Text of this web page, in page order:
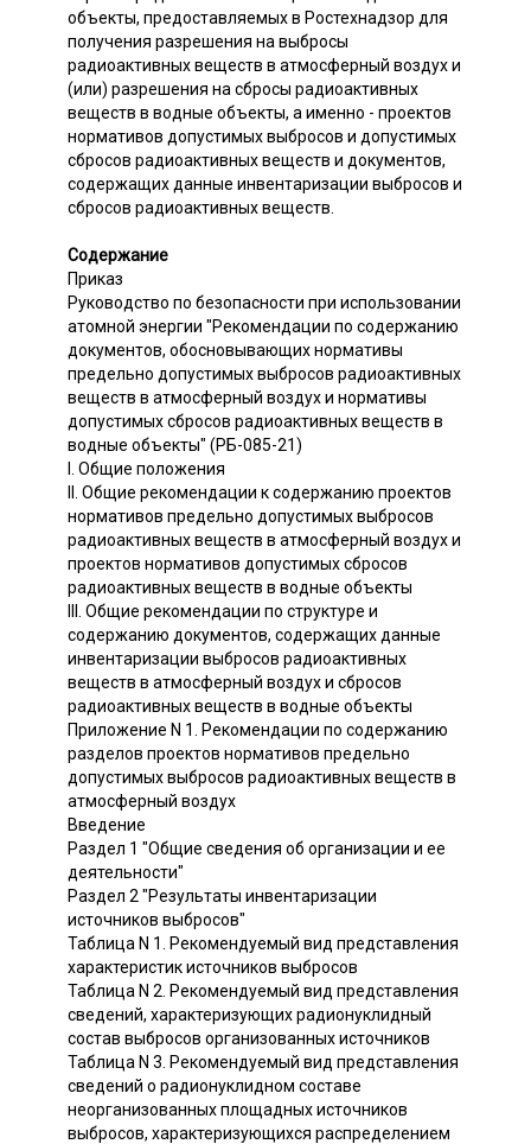
объекты, предоставляемых в Ростехнадзор для
получения разрешения на выбросы
радиоактивных веществ в атмосферный воздух и
(или) разрешения на сбросы радиоактивных
веществ в водные объекты, а именно - проектов
нормативов допустимых выбросов и допустимых
сбросов радиоактивных веществ и документов,
содержащих данные инвентаризации выбросов и
сбросов радиоактивных веществ.
Содержание
Приказ
Руководство по безопасности при использовании
атомной энергии "Рекомендации по содержанию
документов, обосновывающих нормативы
предельно допустимых выбросов радиоактивных
веществ в атмосферный воздух и нормативы
допустимых сбросов радиоактивных веществ в
водные объекты" (РБ-085-21)
I. Общие положения
II. Общие рекомендации к содержанию проектов
нормативов предельно допустимых выбросов
радиоактивных веществ в атмосферный воздух и
проектов нормативов допустимых сбросов
радиоактивных веществ в водные объекты
III. Общие рекомендации по структуре и
содержанию документов, содержащих данные
инвентаризации выбросов радиоактивных
веществ в атмосферный воздух и сбросов
радиоактивных веществ в водные объекты
Приложение N 1. Рекомендации по содержанию
разделов проектов нормативов предельно
допустимых выбросов радиоактивных веществ в
атмосферный воздух
Введение
Раздел 1 "Общие сведения об организации и ее
деятельности"
Раздел 2 "Результаты инвентаризации
источников выбросов"
Таблица N 1. Рекомендуемый вид представления
характеристик источников выбросов
Таблица N 2. Рекомендуемый вид представления
сведений, характеризующих радионуклидный
состав выбросов организованных источников
Таблица N 3. Рекомендуемый вид представления
сведений о радионуклидном составе
неорганизованных площадных источников
выбросов, характеризующихся распределением